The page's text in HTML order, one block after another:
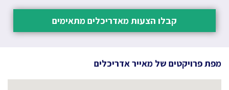
קבלו הצעות מאדריכלים מתאימים
מפת פרויקטים של מאייר אדריכלים